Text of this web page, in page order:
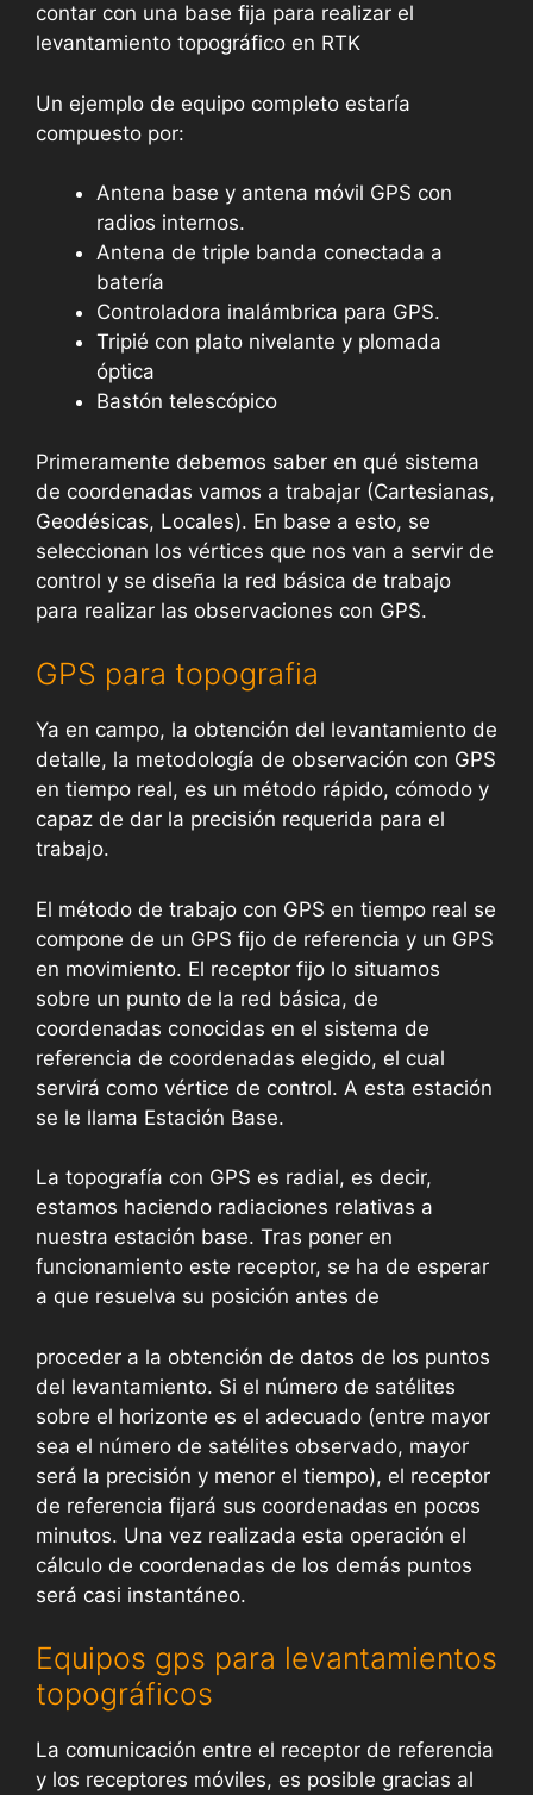
contar con una base fija para realizar el
levantamiento topográfico en RTK
Un ejemplo de equipo completo estaría
compuesto por:
Antena base y antena móvil GPS con
radios internos.
Antena de triple banda conectada a
batería
Controladora inalámbrica para GPS.
Tripié con plato nivelante y plomada
óptica
Bastón telescópico
Primeramente debemos saber en qué sistema
de coordenadas vamos a trabajar (Cartesianas,
Geodésicas, Locales). En base a esto, se
seleccionan los vértices que nos van a servir de
control y se diseña la red básica de trabajo
para realizar las observaciones con GPS.
GPS para topografia
Ya en campo, la obtención del levantamiento de
detalle, la metodología de observación con GPS
en tiempo real, es un método rápido, cómodo y
capaz de dar la precisión requerida para el
trabajo.
El método de trabajo con GPS en tiempo real se
compone de un GPS fijo de referencia y un GPS
en movimiento. El receptor fijo lo situamos
sobre un punto de la red básica, de
coordenadas conocidas en el sistema de
referencia de coordenadas elegido, el cual
servirá como vértice de control. A esta estación
se le llama Estación Base.
La topografía con GPS es radial, es decir,
estamos haciendo radiaciones relativas a
nuestra estación base. Tras poner en
funcionamiento este receptor, se ha de esperar
a que resuelva su posición antes de
proceder a la obtención de datos de los puntos
del levantamiento. Si el número de satélites
sobre el horizonte es el adecuado (entre mayor
sea el número de satélites observado, mayor
será la precisión y menor el tiempo), el receptor
de referencia fijará sus coordenadas en pocos
minutos. Una vez realizada esta operación el
cálculo de coordenadas de los demás puntos
será casi instantáneo.
Equipos gps para levantamientos
topográficos
La comunicación entre el receptor de referencia
y los receptores móviles, es posible gracias al